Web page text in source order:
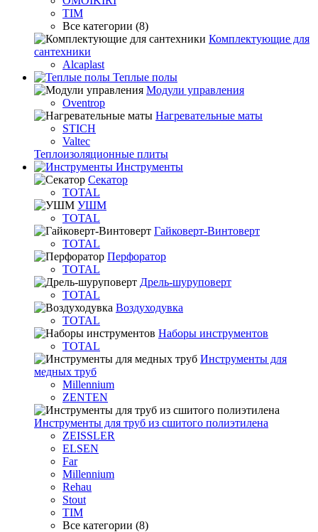
TIM
Все категории (8)
Комплектующие для
сантехники
Alcaplast
Теплые полы
Модули управления
Oventrop
Нагревательные маты
STICH
Valtec
Теплоизоляционные плиты
Инструменты
Секатор
TOTAL
УШМ
TOTAL
Гайковерт-Винтоверт
TOTAL
Перфоратор
TOTAL
Дрель-шуруповерт
TOTAL
Воздуходувка
TOTAL
Наборы инструментов
TOTAL
Инструменты для
медных труб
Millennium
ZENTEN
Инструменты для труб из сшитого полиэтилена
ZEISSLER
ELSEN
Far
Millennium
Rehau
Stout
TIM
Все категории (8)